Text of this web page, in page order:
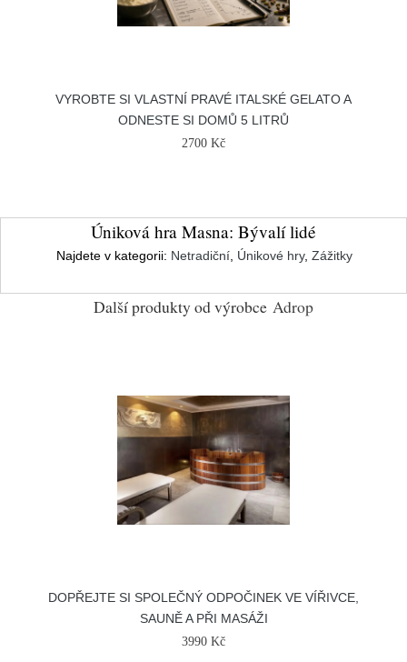
VYROBTE SI VLASTNÍ PRAVÉ ITALSKÉ GELATO A
ODNESTE SI DOMŮ 5 LITRŮ
2700 Kč
Úniková hra Masna: Bývalí lidé
Najdete v kategorii: Netradiční Únikové hry, Zážitky
Další produkty od výrobce Adrop
DOPŘEJTE SI SPOLEČNÝ ODPOČINEK VE VÍŘIVCE,
SAUNĚ A PŘI MASÁŽI
3990 Kč